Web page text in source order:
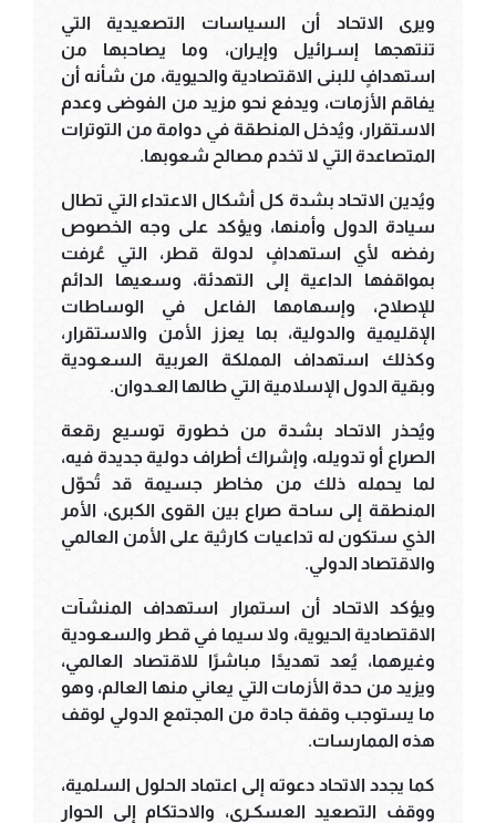
ويرى الاتحاد أن السياسات التصعيدية التي
تنتهجها إسـرائيل وإيـران، وما يصاحبها من
استهدافٍ للبنى الاقتصادية والحيوية، من شأنه أن
يفاقم الأزمات، ويدفع نحو مزيد من الفوضى وعدم
الاستقرار، ويُدخل المنطقة في دوامة من التوترات
المتصاعدة التي لا تخدم مصالح شعوبها.
ويُدين الاتحاد بشدة كل أشكال الاعتداء التي تطال
سيادة الدول وأمنها، ويؤكد على وجه الخصوص
رفضه لأي استهدافٍ لدولة قطر، التي عُرفت
بمواقفها الداعية إلى التهدئة، وسعيها الدائم
للإصلاح، وإسهامها الفاعل في الوساطات
الإقليمية والدولية، بما يعزز الأمن والاستقرار،
وكذلك استهداف المملكة العربية السعـودية
وبقية الدول الإسلامية التي طالها العـدوان.
ويُحذر الاتحاد بشدة من خطورة توسيع رقعة
الصراع أو تدويله، وإشراك أطراف دولية جديدة فيه،
لما يحمله ذلك من مخاطر جسيمة قد تُحوّل
المنطقة إلى ساحة صراع بين القوى الكبرى، الأمر
الذي ستكون له تداعيات كارثية على الأمن العالمي
والاقتصاد الدولي.
ويؤكد الاتحاد أن استمرار استهداف المنشآت
الاقتصادية الحيوية، ولا سيما في قطر والسعـودية
وغيرهما، يُعد تهديدًا مباشرًا للاقتصاد العالمي،
ويزيد من حدة الأزمات التي يعاني منها العالم، وهو
ما يستوجب وقفة جادة من المجتمع الدولي لوقف
هذه الممارسات.
كما يجدد الاتحاد دعوته إلى اعتماد الحلول السلمية،
ووقف التصعيد العسكـري، والاحتكام إلى الحوار